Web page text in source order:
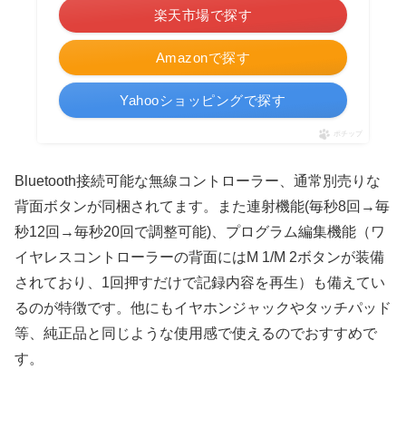
Amazonで探す
楽天市場で探す
Yahooショッピングで探す
ポチップ
Bluetooth接続可能な無線コントローラー、通常別売りな
背面ボタンが同梱されてます。また連射機能(毎秒8回→毎
秒12回→毎秒20回で調整可能)、プログラム編集機能（ワ
イヤレスコントローラーの背面にはM 1/M 2ボタンが装備
されており、1回押すだけで記録内容を再生）も備えてい
るのが特徴です。他にもイヤホンジャックやタッチパッド
等、純正品と同じような使用感で使えるのでおすすめで
す。